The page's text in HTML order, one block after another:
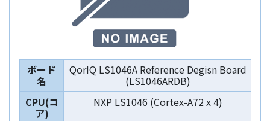
ボード
名
QorIQ LS1046A Reference Degisn Board
(LS1046ARDB)
CPU(コ
ア)
NXP LS1046 (Cortex-A72 x 4)